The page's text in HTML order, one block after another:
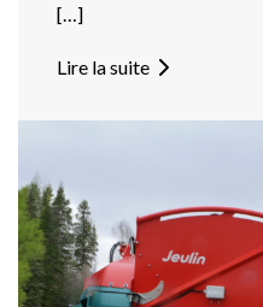
[…]
Lire la suite